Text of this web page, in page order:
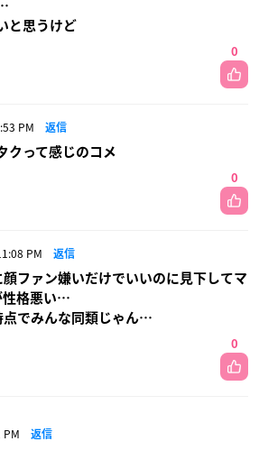
と思うけど
0
PM 返信
クって感じのコメ
0
PM 返信
ファン嫌いだけでいいのに見下してマ
性格悪い…
点でみんな同類じゃん…
0
返信